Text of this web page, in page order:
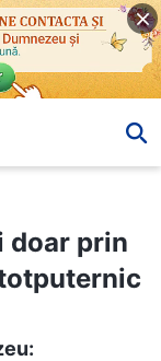
doar prin